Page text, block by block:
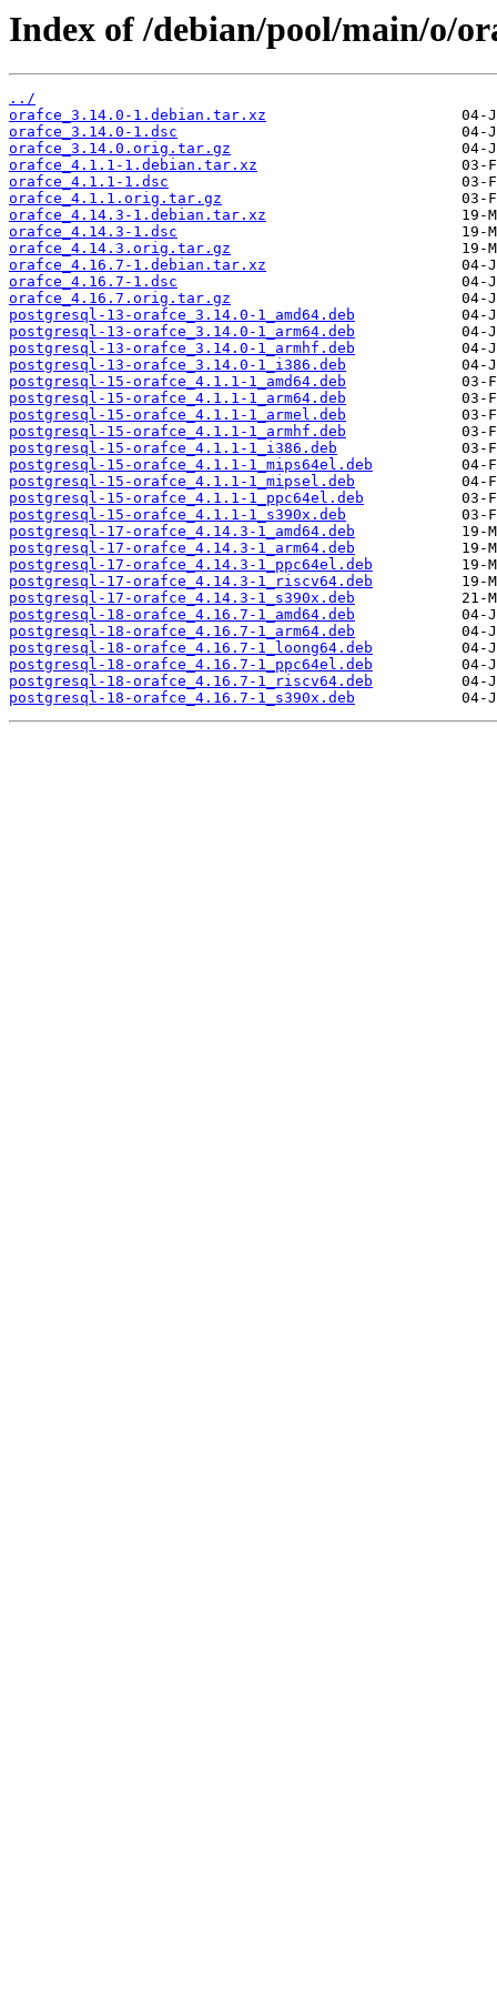
Index of /debian/pool/main/o/
../
orafce_3.14.0-1.debian.tar.xz
orafce_3.14.0-1.dsc
orafce_3.14.0.orig.tar.gz
orafce_4.1.1-1.debian.tar.xz
orafce_4.1.1-1.dsc
orafce_4.1.1.orig.tar.gz
orafce_4.14.3-1.debian.tar.xz
orafce_4.14.3-1.dsc
orafce_4.14.3.orig.tar.gz
orafce_4.16.7-1.debian.tar.xz
orafce_4.16.7-1.dsc
orafce_4.16.7.orig.tar.gz
postgresql-13-orafce_3.14.0-1_amd64.deb
postgresql-13-orafce_3.14.0-1_arm64.deb
postgresql-13-orafce_3.14.0-1_armhf.deb
postgresql-13-orafce_3.14.0-1_i386.deb
postgresql-15-orafce_4.1.1-1_amd64.deb
postgresql-15-orafce_4.1.1-1_arm64.deb
postgresql-15-orafce_4.1.1-1_armel.deb
postgresql-15-orafce_4.1.1-1_armhf.deb
postgresql-15-orafce_4.1.1-1_i386.deb
postgresql-15-orafce_4.1.1-1_mips64el.deb
postgresql-15-orafce_4.1.1-1_mipsel.deb
postgresql-15-orafce_4.1.1-1_ppc64el.deb
postgresql-15-orafce_4.1.1-1_s390x.deb
postgresql-17-orafce_4.14.3-1_amd64.deb
postgresql-17-orafce_4.14.3-1_arm64.deb
postgresql-17-orafce_4.14.3-1_ppc64el.deb
postgresql-17-orafce_4.14.3-1_riscv64.deb
postgresql-17-orafce_4.14.3-1_s390x.deb
postgresql-18-orafce_4.16.7-1_amd64.deb
postgresql-18-orafce_4.16.7-1_arm64.deb
postgresql-18-orafce_4.16.7-1_loong64.deb
postgresql-18-orafce_4.16.7-1_ppc64el.deb
postgresql-18-orafce_4.16.7-1_riscv64.deb
postgresql-18-orafce_4.16.7-1_s390x.deb